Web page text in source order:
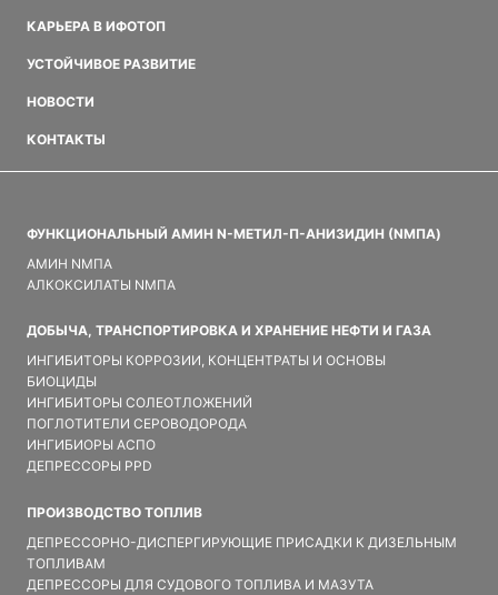
КАРЬЕРА В ИФОТОП
УСТОЙЧИВОЕ РАЗВИТИЕ
НОВОСТИ
КОНТАКТЫ
ФУНКЦИОНАЛЬНЫЙ АМИН N-МЕТИЛ-П-АНИЗИДИН (NMПA)
АМИН NMПA
АЛКОКСИЛАТЫ NMПA
ДОБЫЧА, ТРАНСПОРТИРОВКА И ХРАНЕНИЕ НЕФТИ И ГАЗА
ИНГИБИТОРЫ КОРРОЗИИ, КОНЦЕНТРАТЫ И ОСНОВЫ
БИОЦИДЫ
ИНГИБИТОРЫ СОЛЕОТЛОЖЕНИЙ
ПОГЛОТИТЕЛИ СЕРОВОДОРОДА
ИНГИБИОРЫ АСПО
ДЕПРЕССОРЫ PPD
ПРОИЗВОДСТВО ТОПЛИВ
ДЕПРЕССОРНО-ДИСПЕРГИРУЮЩИЕ ПРИСАДКИ К ДИЗЕЛЬНЫМ
ТОПЛИВАМ
ДЕПРЕССОРЫ ДЛЯ СУДОВОГО ТОПЛИВА И МАЗУТА